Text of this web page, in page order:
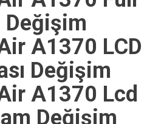
Değişim
A1370 LCD
Değişim
A1370 Lcd
Değişim